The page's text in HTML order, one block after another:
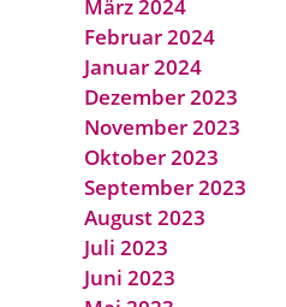
März 2024
Februar 2024
Januar 2024
Dezember 2023
November 2023
Oktober 2023
September 2023
August 2023
Juli 2023
Juni 2023